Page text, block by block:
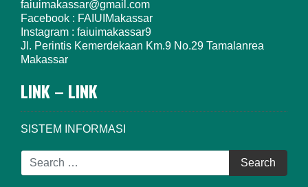
faiuimakassar@gmail.com
Facebook : FAIUIMakassar
Instagram : faiuimakassar9
Jl. Perintis Kemerdekaan Km.9 No.29 Tamalanrea
Makassar
LINK – LINK
SISTEM INFORMASI